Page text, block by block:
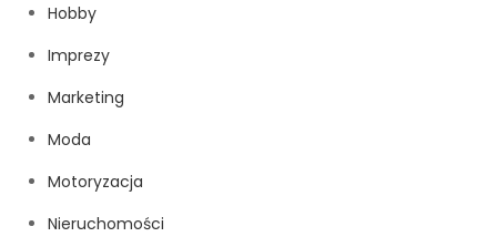
Hobby
Imprezy
Marketing
Moda
Motoryzacja
Nieruchomości